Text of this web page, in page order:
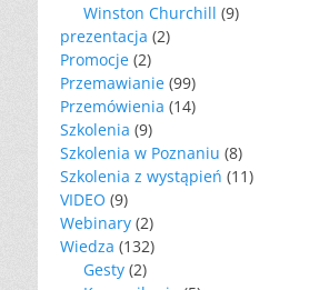
Winston Churchill (9)
prezentacja (2)
Promocje (2)
Przemawianie (99)
Przemówienia (14)
Szkolenia (9)
Szkolenia w Poznaniu (8)
Szkolenia z wystąpień (11)
VIDEO (9)
Webinary (2)
Wiedza (132)
Gesty (2)